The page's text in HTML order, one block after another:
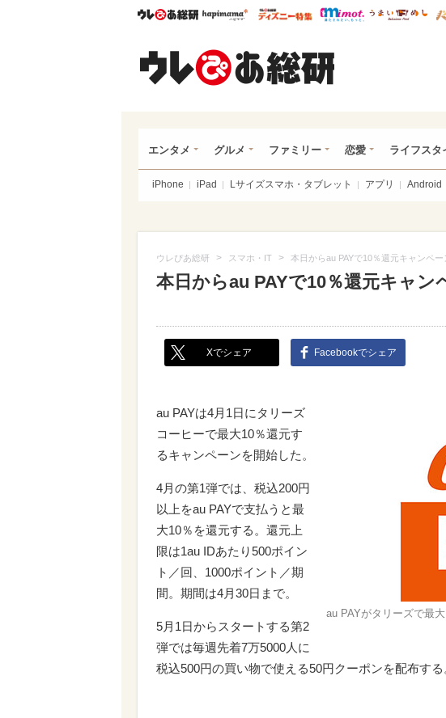
ウレぴあ総研ハピママ* ウレぴあ総研 ディズニ
mimot.
エンタメ グルメ ファミリー 恋愛 ライフスタ
iPhone iPad Lサイズスマホ・タブレット アプリ Android
ウレぴあ総研 > スマホ・IT > 本日からau PAYで10％還元キャンペ
本日からau PAYで10％還元キャ
Xでシェア Facebookでシェア
au PAYがタリーズで最
au PAYは4月1日にタリーズ
コーヒーで最大10％還元す
るキャンペーンを開始した。
4月の第1弾では、税込200円
以上をau PAYで支払うと最
大10％を還元する。還元上
限は1au IDあたり500ポイン
ト／回、1000ポイント／期
間。期間は4月30日まで。
5月1日からスタートする第2
弾では毎週先着7万5000人に
税込500円の買い物で使える50円クーポンを配布する